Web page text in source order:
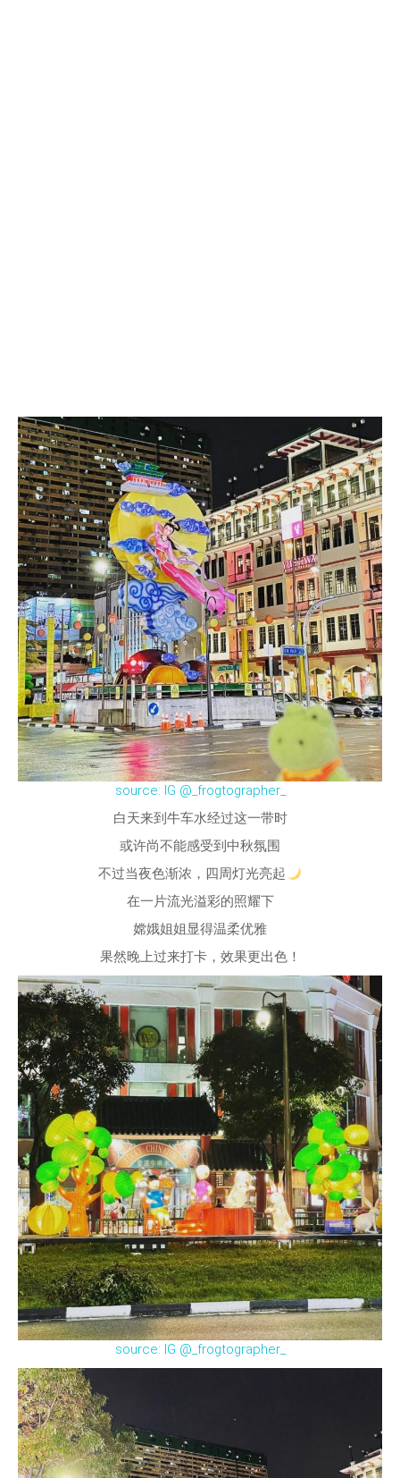
source: IG @_frogtographer_
白天来到牛车水经过这一带时
或许尚不能感受到中秋氛围
不过当夜色渐浓，四周灯光亮起
在一片流光溢彩的照耀下
嫦娥姐姐显得温柔优雅
果然晚上过来打卡，效果更出色！
source: IG @_frogtographer_